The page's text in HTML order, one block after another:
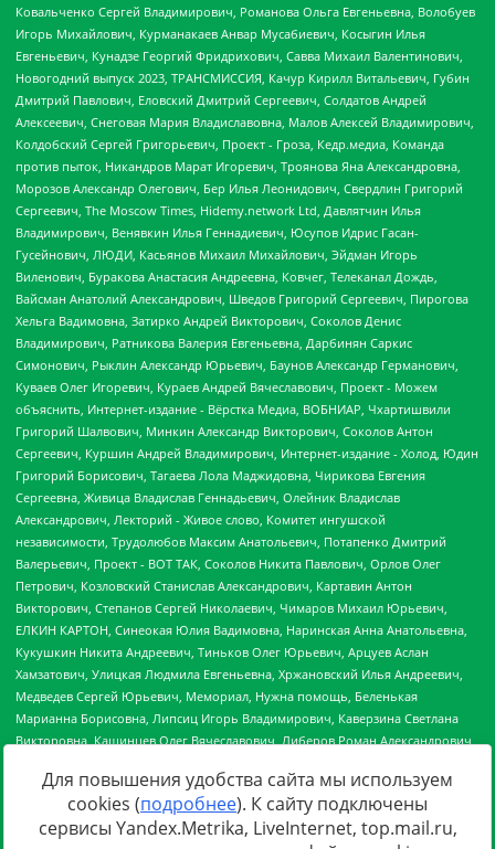
Источник:https://minjust.gov.ru/uploaded/files/reestr-
Для повышения удобства сайта мы используем
cookies (подробнее). К сайту подключены
сервисы Yandex.Metrika, LiveInternet, top.mail.ru,